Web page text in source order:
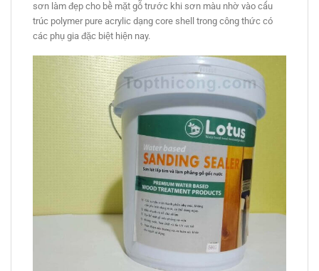
sơn làm đẹp cho bề mặt gỗ trước khi sơn màu nhờ vào cấu
trúc polymer pure acrylic dạng core shell trong công thức có
các phụ gia đặc biệt hiện nay.